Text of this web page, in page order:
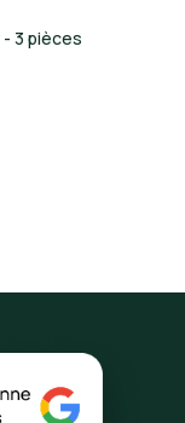
3 pièces